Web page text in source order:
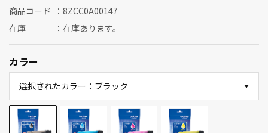
商品コード
8ZCC0A00147
在庫
在庫あります。
カラー
選択されたカラー：ブラック